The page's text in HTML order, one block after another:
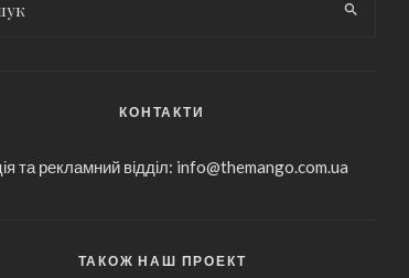
КОНТАКТИ
та рекламний відділ: info@themango.com.ua
ТАКОЖ НАШ ПРОЕКТ